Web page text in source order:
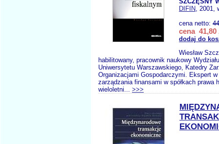
DIFIN, 2001,
cena netto:
cena 41,80
dodaj do
Wiesław
habilitowany, pracownik naukowy
Uniwersytetu Warszawskiego, Katedry
Organizacjami Gospodarczymi. Ekspert
zarządzania finansami w spółkach prawa
wieloletni... >>>